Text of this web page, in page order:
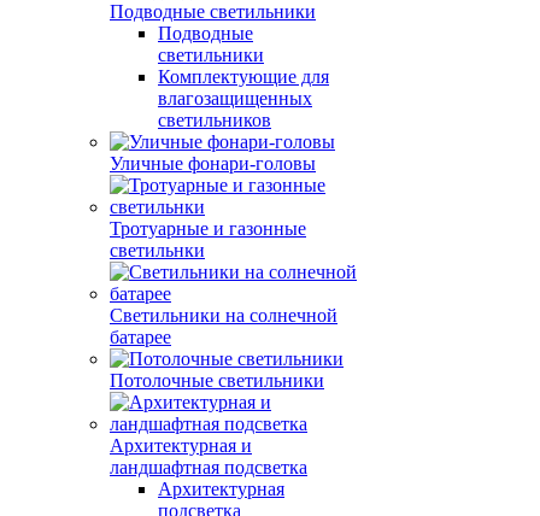
Подводные светильники
Подводные
светильники
Комплектующие для
влагозащищенных
светильников
Уличные фонари-головы
Тротуарные и газонные
светильнки
Светильники на солнечной
батарее
Потолочные светильники
Архитектурная и
ландшафтная подсветка
Архитектурная
подсветка